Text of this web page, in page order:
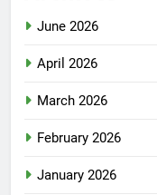
June 2026
April 2026
March 2026
February 2026
January 2026